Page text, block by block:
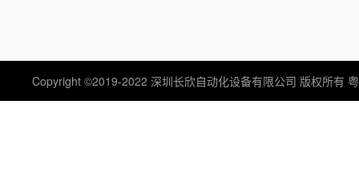
Copyright ©2019-2022 深圳长欣自动化设备有限公司 版权所有